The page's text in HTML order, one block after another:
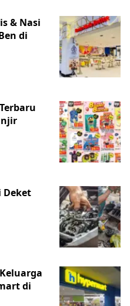
& Nasi
di
Deket
di